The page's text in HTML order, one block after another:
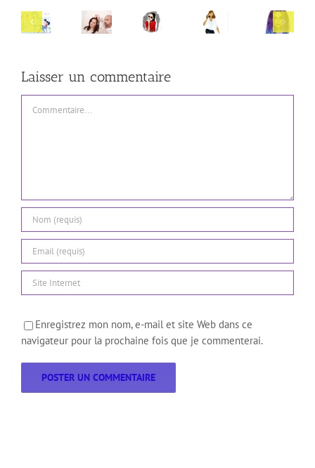
Manager
Préparer
relooking
Préparer
parole
Accepter
L’habit
moine
Laisser un commentaire
Enregistrez mon nom, e-mail et site Web dans ce
navigateur pour la prochaine fois que je commenterai.